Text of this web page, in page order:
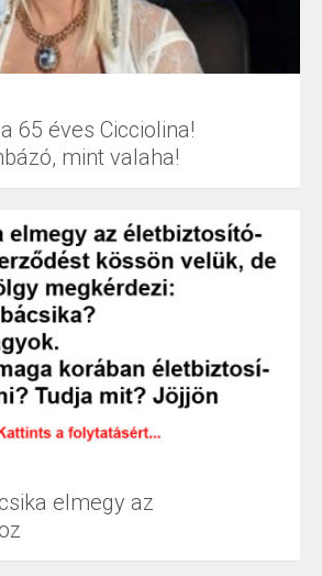
65 éves Cicciolina!
mint valaha!
elmegy az